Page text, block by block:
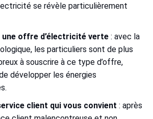
se révèle particulièrement
offre d’électricité verte : avec la
les particuliers sont de plus
à souscrire à ce type d’offre,
développer les énergies
client qui vous convient : après